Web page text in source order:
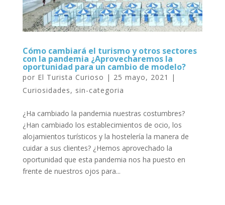
Cómo cambiará el turismo y otros sectores
con la pandemia ¿Aprovecharemos la
oportunidad para un cambio de modelo?
por El Turista Curioso | 25 mayo, 2021
|
Curiosidades, sin-categoria
¿Ha cambiado la pandemia nuestras costumbres?
¿Han cambiado los establecimientos de ocio, los
alojamientos turísticos y la hostelería la manera de
cuidar a sus clientes? ¿Hemos aprovechado la
oportunidad que esta pandemia nos ha puesto en
frente de nuestros ojos para...